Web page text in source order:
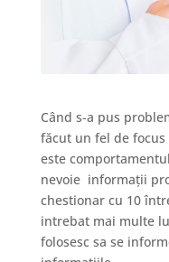
Când s-a pus
făcut un fel de
este
nevoie informații
chestionar cu 10
intrebat mai multe
folosesc sa se